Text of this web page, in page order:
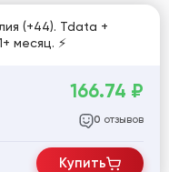
(+44). Tdata +
месяц. ⚡️
166.74 ₽
0 отзывов
Купить